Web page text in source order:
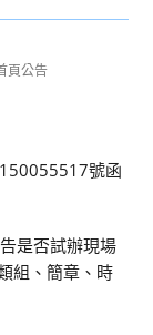
頁公告
號函
是否試辦現場
組、簡章、時